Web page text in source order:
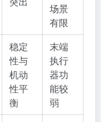
场景
有限
稳定
性与
机动
性平
衡
末端
执行
器功
能较
弱